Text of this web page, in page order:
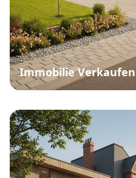
Immobilie Verkaufen